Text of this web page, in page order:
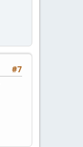
#7